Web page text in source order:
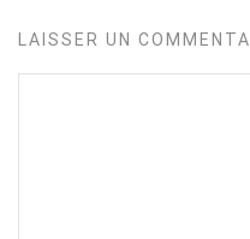
LAISSER UN